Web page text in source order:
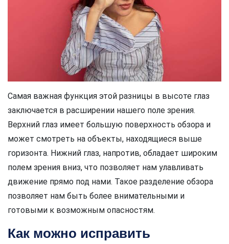
Самая важная функция этой разницы в высоте глаз
заключается в расширении нашего поле зрения.
Верхний глаз имеет большую поверхность обзора и
может смотреть на объекты, находящиеся выше
горизонта. Нижний глаз, напротив, обладает широким
полем зрения вниз, что позволяет нам улавливать
движение прямо под нами. Такое разделение обзора
позволяет нам быть более внимательными и
готовыми к возможным опасностям.
Как можно исправить